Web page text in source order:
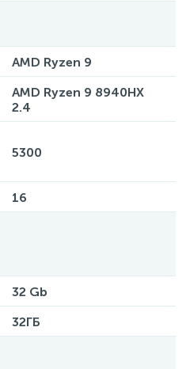
AMD Ryzen 9
AMD Ryzen 9 8940HX
2.4
5300
16
32 Gb
32ГБ